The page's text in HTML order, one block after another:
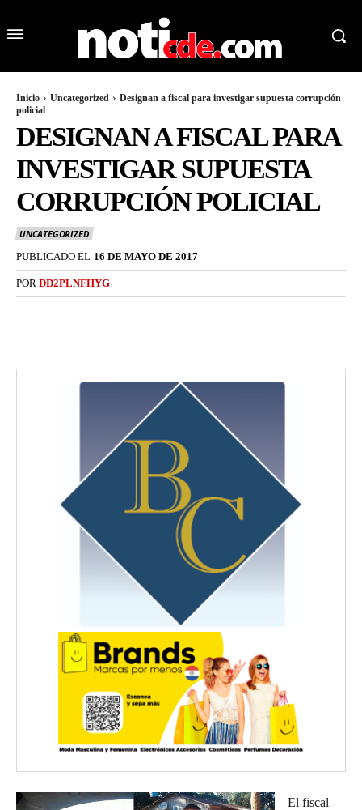
Inicio Uncategorized
Designan a fiscal para investigar supuesta corrupción
policial
DESIGNAN A FISCAL PARA
INVESTIGAR SUPUESTA
CORRUPCIÓN POLICIAL
UNCATEGORIZED
PUBLICADO EL 16 DE MAYO DE 2017
POR DD2PLNFHYG
El fiscal